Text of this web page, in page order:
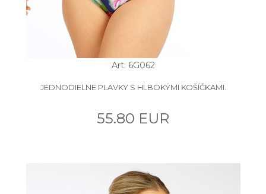
Art: 6G062
JEDNODIELNE PLAVKY S HLBOKÝMI KOŠÍČKAMI.
55.80 EUR